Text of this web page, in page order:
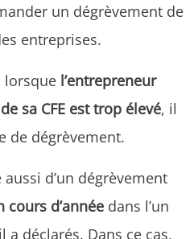
un dégrèvement de
entreprises.
lorsque l’entrepreneur
sa CFE est trop élevé, il
de dégrèvement.
d’un dégrèvement
cours d’année dans l’un
a déclarés. Dans ce cas,